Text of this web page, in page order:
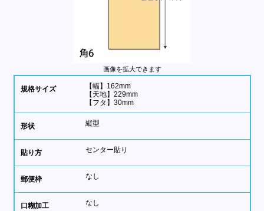
画像を拡大できます
規格サイズ
【幅】162mm
【天地】229mm
【フタ】30mm
形状 縦型
貼り方 センター貼り
郵便枠 なし
口糊加工 なし